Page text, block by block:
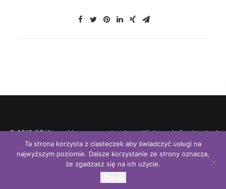
© 2018 OZ Wszystkie prawa zastrzeżone. Wykonanie freshweb.pl
Ta strona korzysta z ciasteczek aby świadczyć usługi na
najwyższym poziomie. Dalsze korzystanie ze strony oznacza,
że zgadzasz się na ich użycie.